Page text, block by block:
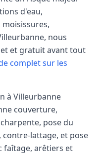
d'eau,
, nous
et gratuit avant tout
complet sur les
à Villeurbanne
couverture,
pose du
lattage, et pose
faîtage, arêtiers et